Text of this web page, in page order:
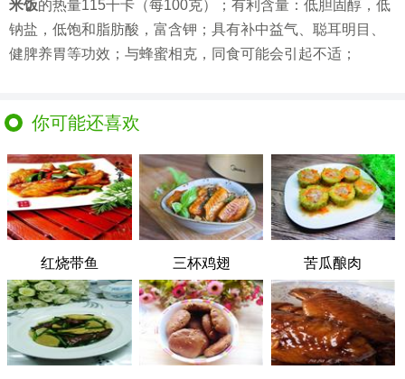
米饭的热量115千卡（每100克）；有利含量：低胆固醇，低
钠盐，低饱和脂肪酸，富含钾；具有补中益气、聪耳明目、
健脾养胃等功效；与蜂蜜相克，同食可能会引起不适；
你可能还喜欢
红烧带鱼 三杯鸡翅 苦瓜酿肉